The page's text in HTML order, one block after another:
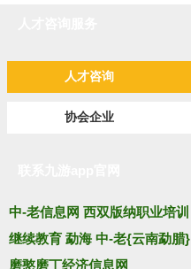
人才咨询
协会企业
中-老信息网 西双版纳职业培训
继续教育 勐海 中-老{云南勐腊}
磨憨磨丁经济信息网